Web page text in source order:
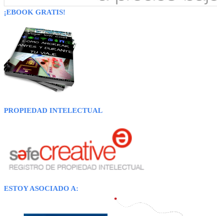
¡EBOOK GRATIS!
PROPIEDAD INTELECTUAL
ESTOY ASOCIADO A: